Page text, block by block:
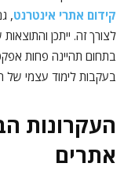
קידום אתרי אינטרנט,
לצורך זה. ייתכן
בתחום תהיינה פחות
בעקבות לימוד עצמי של
העקרונות
אתרים